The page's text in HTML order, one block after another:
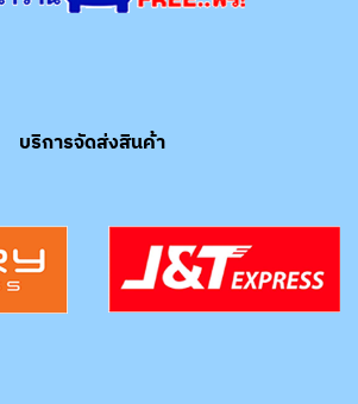
บริการจัดส่งสินค้า